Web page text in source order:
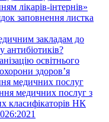
лікарів-інтернів»
заповнення листка
закладам до
антибіотиків?
освітнього
здоров’я
медичних послуг
медичних послуг з
класифікаторів НК